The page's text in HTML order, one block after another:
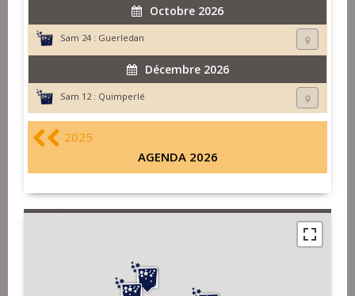
Octobre 2026
Sam 24 : Guerledan
Décembre 2026
Sam 12 : Quimperlé
2025
AGENDA 2026